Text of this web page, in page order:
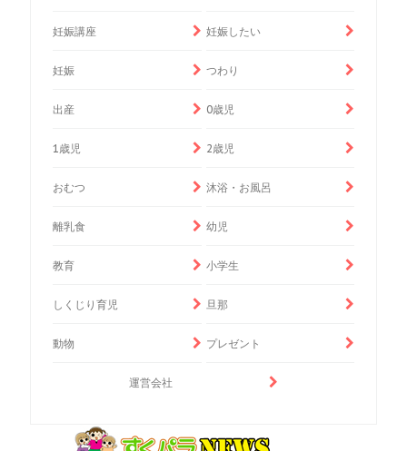
妊娠講座 妊娠したい
妊娠 つわり
出産 0歳児
1歳児 2歳児
おむつ 沐浴・お風呂
離乳食 幼児
教育 小学生
しくじり育児 旦那
動物 プレゼント
運営会社